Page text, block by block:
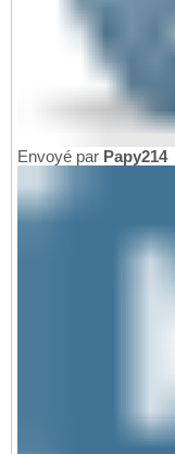
Envoyé par Papy214